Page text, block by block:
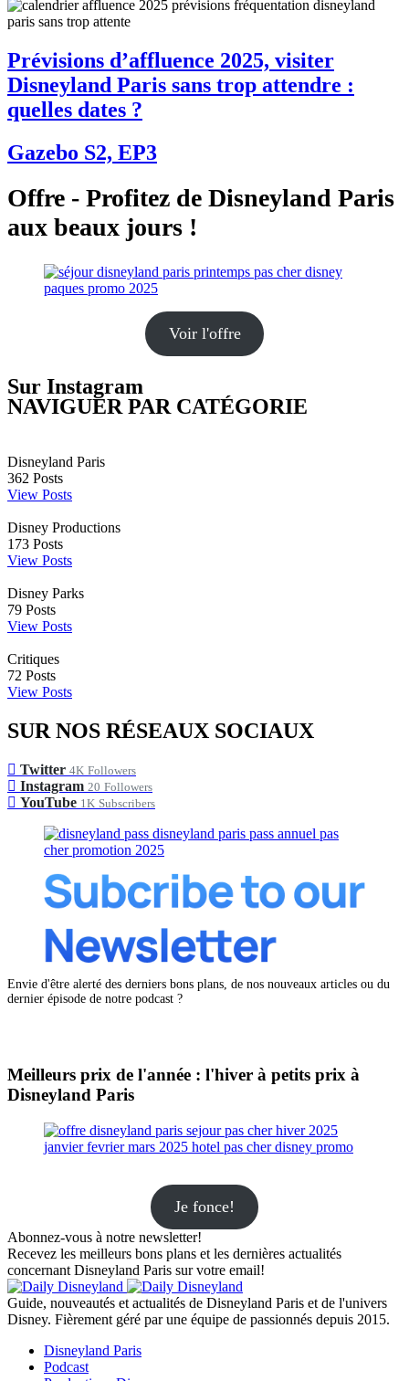
Prévisions d’affluence 2025, visiter
Disneyland Paris sans trop attendre :
quelles dates ?
Gazebo S2, EP3
Offre - Profitez de Disneyland Paris
aux beaux jours !
Voir l'offre
Sur Instagram
NAVIGUER PAR CATÉGORIE
Disneyland Paris
362 Posts
View Posts
Disney Productions
173 Posts
View Posts
Disney Parks
79 Posts
View Posts
Critiques
72 Posts
View Posts
SUR NOS RÉSEAUX SOCIAUX
Twitter 4K Followers
Instagram 20 Followers
YouTube 1K Subscribers
Envie d'être alerté des derniers bons plans, de nos nouveaux articles ou du
dernier épisode de notre podcast ?
Meilleurs prix de l'année : l'hiver à petits prix à
Disneyland Paris
Je fonce!
Abonnez-vous à notre newsletter!
Recevez les meilleurs bons plans et les dernières actualités
concernant Disneyland Paris sur votre email!
Guide, nouveautés et actualités de Disneyland Paris et de l'univers
Disney. Fièrement géré par une équipe de passionnés depuis 2015.
Disneyland Paris
Podcast